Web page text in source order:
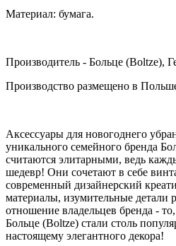
Материал: бумага.
Производитель - Больце (Boltze),
Производство размещено в
Аксессуары для новогоднего
уникального семейного бренда
считаются элитарными, ведь
шедевр! Они сочетают в себе
современный дизайнерский
материалы, изумительные детали
отношение владельцев бренда -
Больце (Boltze) стали столь
настоящему элегантного декора!